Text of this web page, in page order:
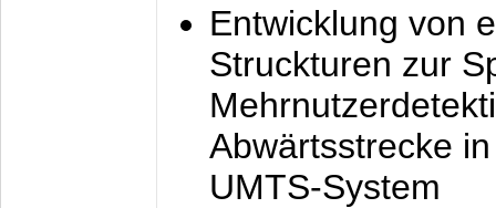
Entwicklung von
Struckturen zur
Abwärtsstrecke
UMTS-System